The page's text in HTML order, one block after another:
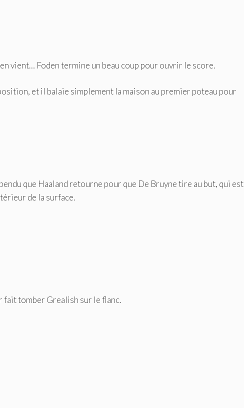
vient… Foden termine un beau coup pour ouvrir le score.
et il balaie simplement la maison au premier poteau pour
que Haaland retourne pour que De Bruyne tire au but, qui est
de la surface.
fait tomber Grealish sur le flanc.